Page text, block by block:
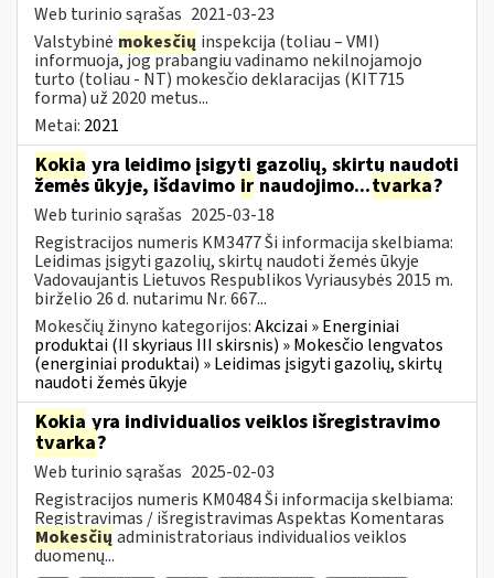
Web turinio sąrašas 2021-03-23
Valstybinė mokesčių inspekcija (toliau – VMI)
informuoja, jog prabangiu vadinamo nekilnojamojo
turto (toliau - NT) mokesčio deklaracijas (KIT715
forma) už 2020 metus...
Metai: 2021
Kokia yra leidimo įsigyti gazolių, skirtų naudoti
žemės ūkyje, išdavimo ir naudojimo...tvarka?
Web turinio sąrašas 2025-03-18
Registracijos numeris KM3477 Ši informacija skelbiama:
Leidimas įsigyti gazolių, skirtų naudoti žemės ūkyje
Vadovaujantis Lietuvos Respublikos Vyriausybės 2015 m.
birželio 26 d. nutarimu Nr. 667...
Mokesčių žinyno kategorijos:Akcizai » Energiniai
produktai (II skyriaus III skirsnis) » Mokesčio lengvatos
(energiniai produktai) » Leidimas įsigyti gazolių, skirtų
naudoti žemės ūkyje
Kokia yra individualios veiklos išregistravimo
tvarka?
Web turinio sąrašas 2025-02-03
Registracijos numeris KM0484 Ši informacija skelbiama:
Registravimas / išregistravimas Aspektas Komentaras
Mokesčių administratoriaus individualios veiklos
duomenų...